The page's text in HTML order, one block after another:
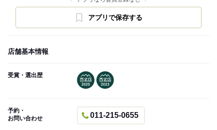
アプリで保存する
店舗基本情報
受賞・選出歴
予約・
お問い合わせ
011-215-0655